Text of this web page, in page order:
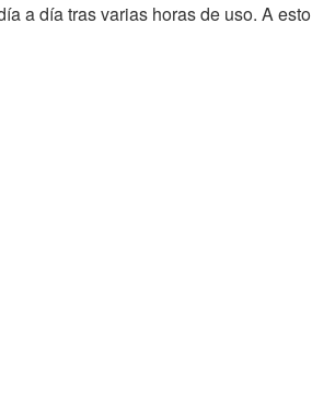
a día tras varias horas de uso. A esto